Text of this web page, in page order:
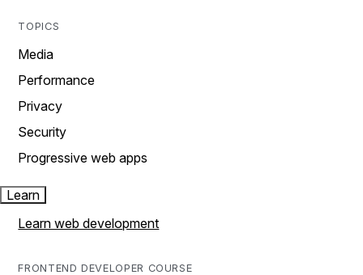
TOPICS
Media
Performance
Privacy
Security
Progressive web apps
Learn
Learn web development
FRONTEND DEVELOPER COURSE